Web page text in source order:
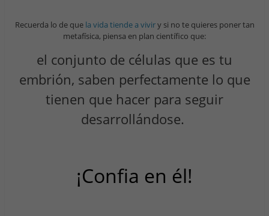
Recuerda lo de que la vida tiende a viviry si no te quieres poner tan
metafísica, piensa en plan científico que:
el conjunto de células que es tu
embrión, saben perfectamente lo que
tienen que hacer para seguir
desarrollándose.
¡Confia en él!